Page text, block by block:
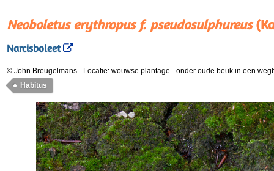
Neoboletus erythropus f. pseudosulphureus
Narcisboleet
© John Breugelmans - Locatie: wouwse plantage - onder oude beuk in een
Habitus